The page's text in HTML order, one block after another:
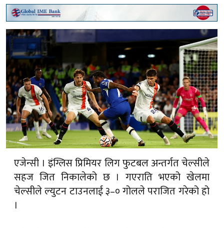
एजेन्सी । इंग्लिस प्रिमियर लिग फुटबल अन्तर्गत चेल्सीले
सहज जित निकालेको छ । गएराति भएको खेलमा
चेल्सीले ल्युटन टाउनलाई ३–० गोलले पराजित गरेको हो
।